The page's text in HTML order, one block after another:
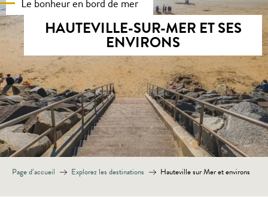
HAUTEVILLE-SUR-MER ET SES
ENVIRONS
Page d’accueil Explorez les destinations Hauteville sur Mer et environs